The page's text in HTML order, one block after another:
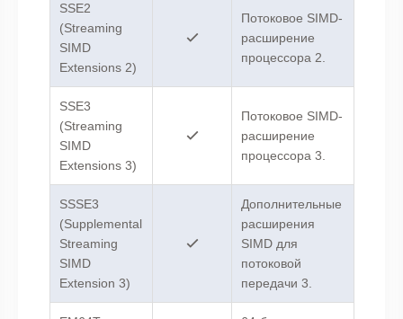
SSE2
(Streaming
SIMD
Extensions 2)
Потоковое SIMD-
расширение
процессора 2.
SSE3
(Streaming
SIMD
Extensions 3)
Потоковое SIMD-
расширение
процессора 3.
SSSE3
(Supplemental
Streaming
SIMD
Extension 3)
Дополнительные
расширения
SIMD для
потоковой
передачи 3.